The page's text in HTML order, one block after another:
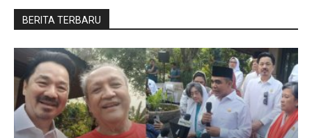
BERITA TERBARU